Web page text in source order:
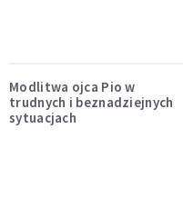
Modlitwa ojca Pio w
trudnych i beznadziejnych
sytuacjach